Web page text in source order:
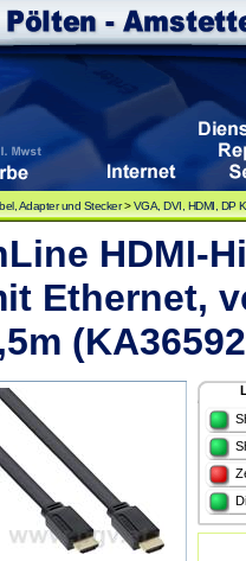
Adapter und Stecker>VGA, DVI, HDMI, DP
HDMI-
Ethernet,